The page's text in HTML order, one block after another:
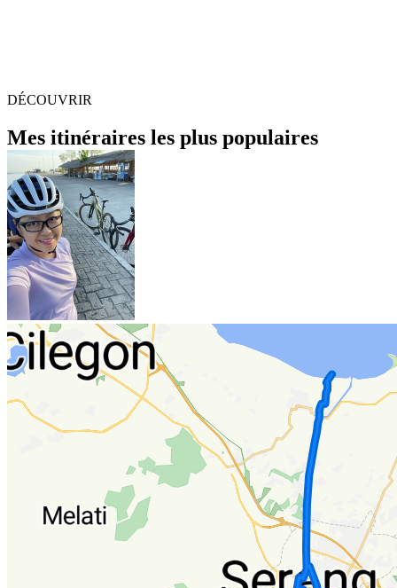
DÉCOUVRIR
Mes itinéraires les plus populaires